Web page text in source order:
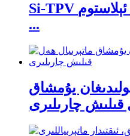
Si-TPV تېرموپلاستىك سىلىكون ئېلاستوم
...
يۇمشاق